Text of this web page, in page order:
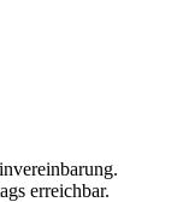
erreichbar.